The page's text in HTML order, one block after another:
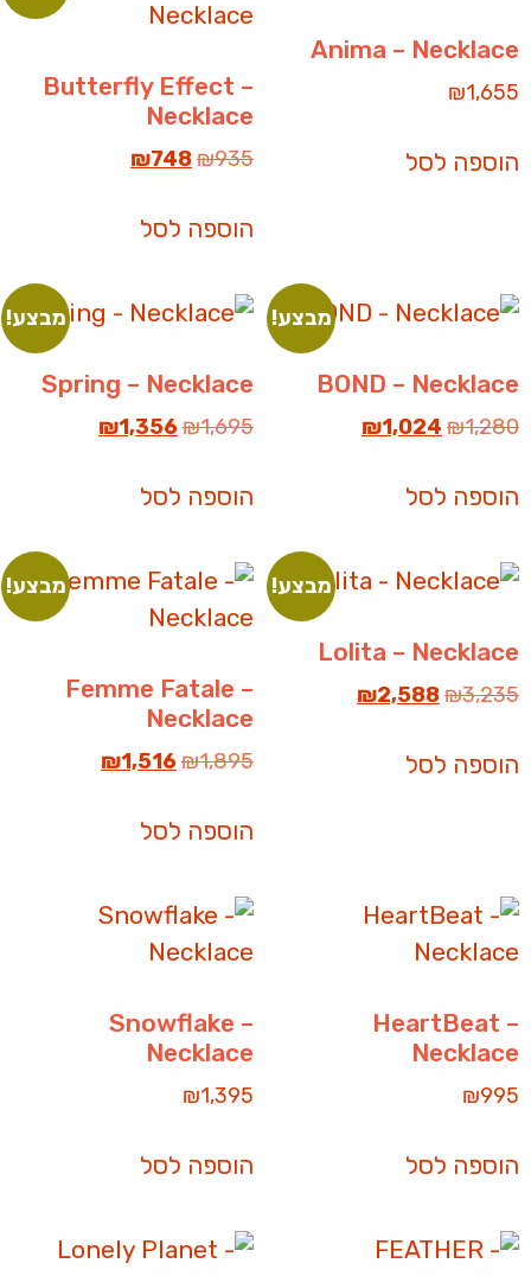
Anima – Necklace
₪1,655
הוספה לסל
Butterfly Effect –
Necklace
₪935
₪748
הוספה לסל
מבצע!
BOND – Necklace
₪1,280
₪1,024
הוספה לסל
מבצע!
Spring – Necklace
₪1,695
₪1,356
הוספה לסל
מבצע!
Lolita – Necklace
₪3,235
₪2,588
הוספה לסל
מבצע!
Femme Fatale –
Necklace
₪1,895
₪1,516
הוספה לסל
HeartBeat –
Necklace
₪995
הוספה לסל
Snowflake –
Necklace
₪1,395
הוספה לסל